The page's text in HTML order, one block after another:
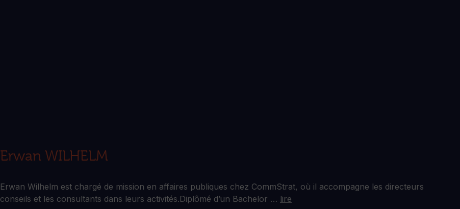
Erwan WILHELM
Erwan Wilhelm est chargé de mission en affaires publiques chez CommStrat, où il accompagne les directeurs
conseils et les consultants dans leurs activités.Diplômé d’un Bachelor … lire